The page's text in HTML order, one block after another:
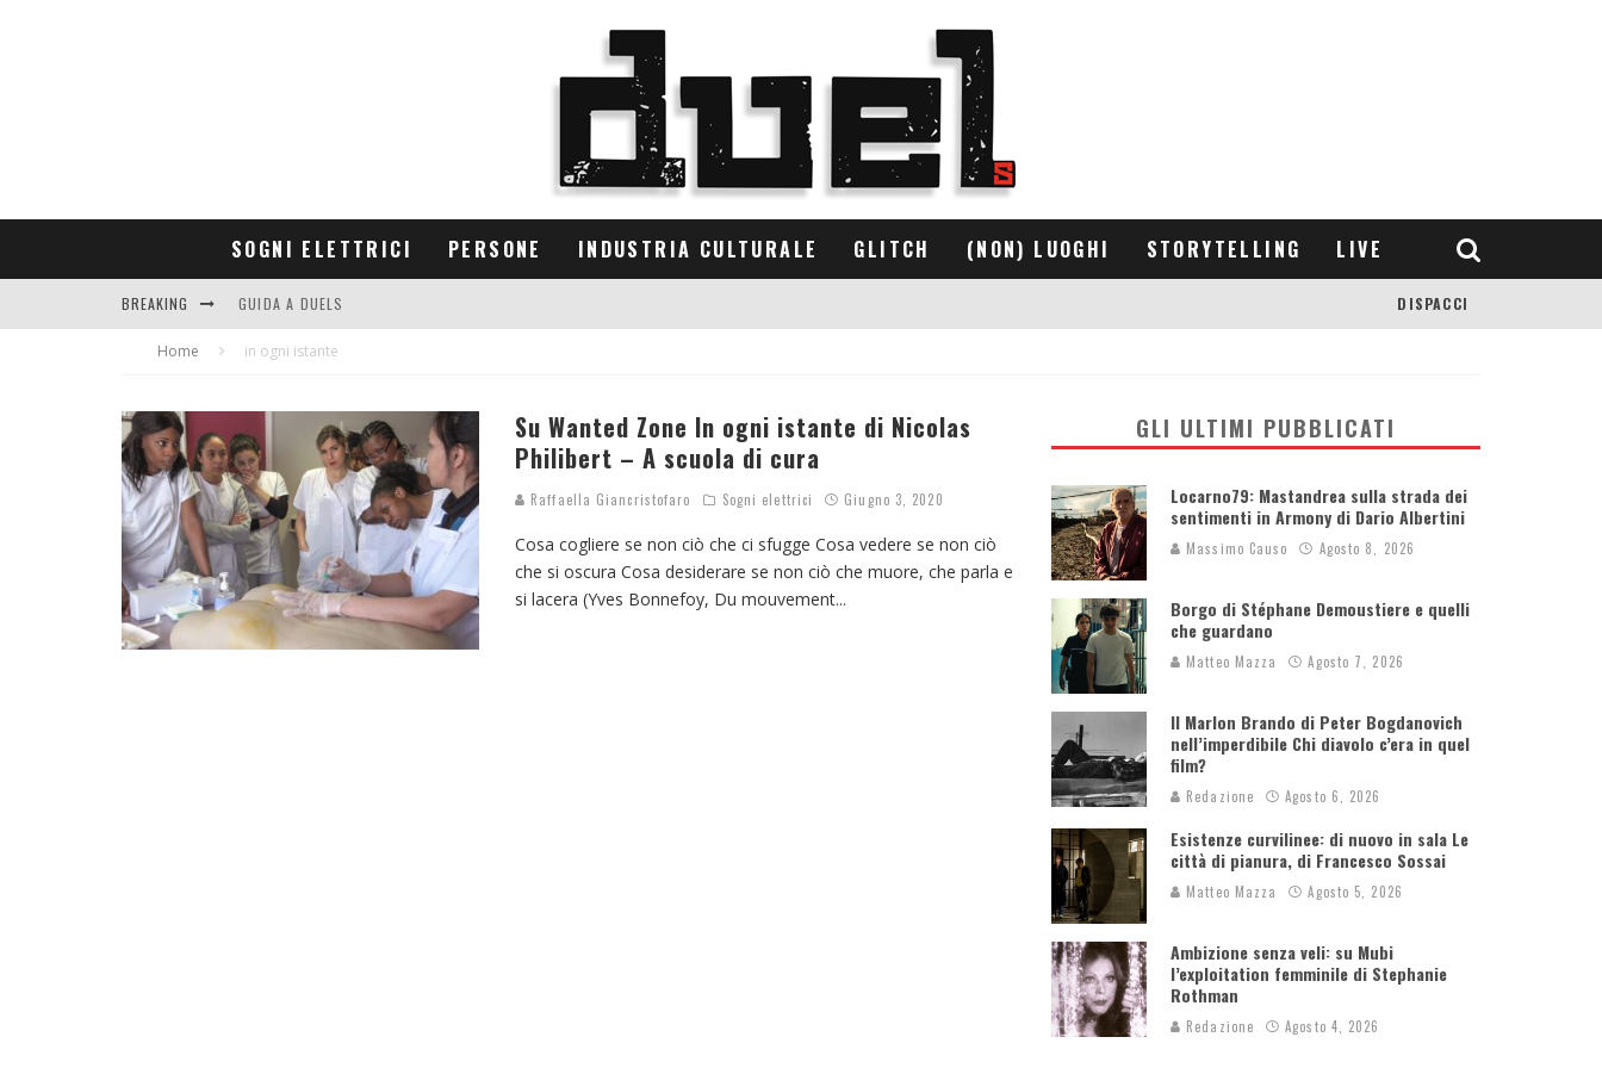
SOGNI ELETTRICI PERSONE INDUSTRIA CULTURALE GLITCH (NON) LUOGHI STORYTELLING LIVE
BREAKING GUIDA A DUELS
CONTRIBUTORS
DISPACCI
Home in ogni istante
Su Wanted Zone In ogni istante di Nicolas
Philibert – A scuola di cura
Raffaella Giancristofaro Sogni elettrici Giugno 3, 2020
Cosa cogliere se non ciò che ci sfugge Cosa vedere se non ciò
che si oscura Cosa desiderare se non ciò che muore, che parla e
si lacera (Yves Bonnefoy, Du mouvement...
GLI ULTIMI PUBBLICATI
Locarno79: Mastandrea sulla strada dei
sentimenti in Armony di Dario Albertini
Massimo Causo Agosto 8, 2026
Borgo di Stéphane Demoustiere e quelli
che guardano
Matteo Mazza Agosto 7, 2026
Il Marlon Brando di Peter Bogdanovich
nell’imperdibile Chi diavolo c’era in quel
film?
Redazione Agosto 6, 2026
Esistenze curvilinee: di nuovo in sala Le
città di pianura, di Francesco Sossai
Matteo Mazza Agosto 5, 2026
Ambizione senza veli: su Mubi
l’exploitation femminile di Stephanie
Rothman
Redazione Agosto 4, 2026